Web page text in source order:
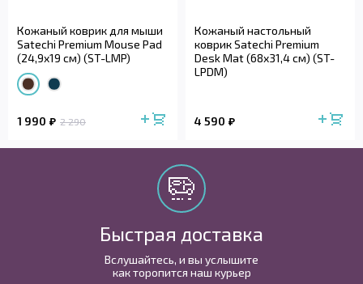
Кожаный коврик для мыши
Satechi Premium Mouse Pad
(24,9x19 см) (ST-LMP)
1 990 2 290
Кожаный настольный
коврик Satechi Premium
Desk Mat (68x31,4 см) (ST-
LPDM)
4 590
Быстрая доставка
Вслушайтесь, и вы услышите
как торопится наш курьер